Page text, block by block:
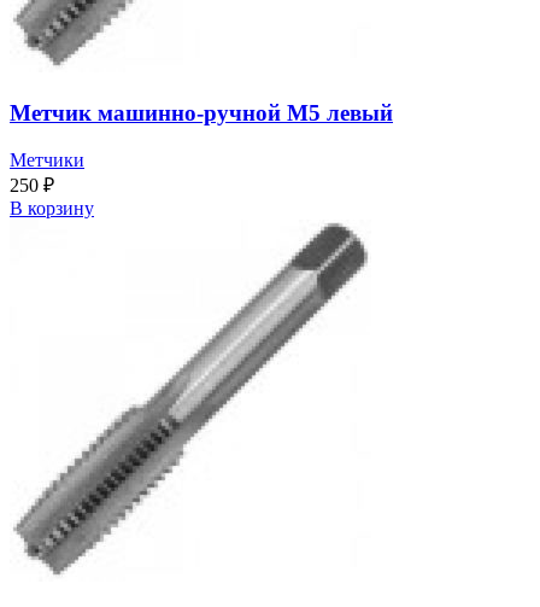
Метчик машинно-ручной М5 левый
Метчики
250 ₽
В корзину